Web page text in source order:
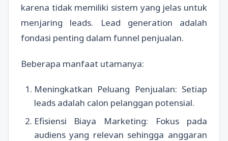
karena tidak memiliki sistem yang jelas untuk
menjaring leads. Lead generation adalah
fondasi penting dalam funnel penjualan.
Beberapa manfaat utamanya:
Meningkatkan Peluang Penjualan: Setiap
leads adalah calon pelanggan potensial.
Efisiensi Biaya Marketing: Fokus pada
audiens yang relevan sehingga anggaran